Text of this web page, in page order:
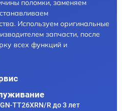
поломки, заменяем
Используем оригинальные
запчасти, после
всех функций и
TT26XRN/R до 3 лет